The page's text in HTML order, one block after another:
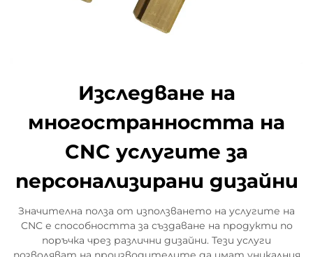
Изследване на
многостранността на
CNC услугите за
персонализирани дизайни
Значителна полза от използването на услугите на
CNC е способността за създаване на продукти по
поръчка чрез различни дизайни. Тези услуги